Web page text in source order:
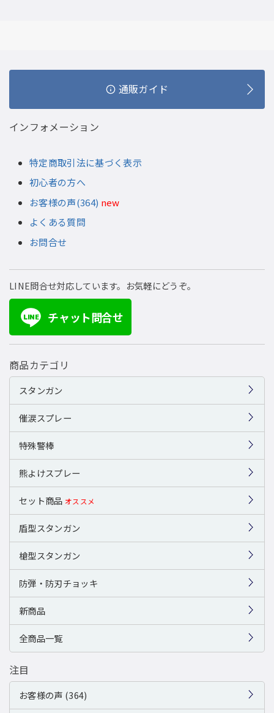
通販ガイド
インフォメーション
特定商取引法に基づく表示
初心者の方へ
お客様の声(364) new
よくある質問
お問合せ
LINE問合せ対応しています。お気軽にどうぞ。
LINE チャット問合せ
商品カテゴリ
スタンガン
催涙スプレー
特殊警棒
熊よけスプレー
セット商品 オススメ
盾型スタンガン
槍型スタンガン
防弾・防刃チョッキ
新商品
全商品一覧
注目
お客様の声 (364)